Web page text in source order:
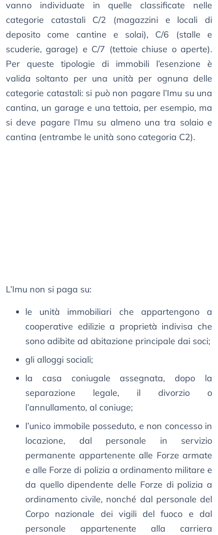
vanno individuate in quelle classificate nelle
categorie catastali C/2 (magazzini e locali di
deposito come cantine e solai), C/6 (stalle e
scuderie, garage) e C/7 (tettoie chiuse o aperte).
Per queste tipologie di immobili l’esenzione è
valida soltanto per una unità per ognuna delle
categorie catastali: si può non pagare l’Imu su una
cantina, un garage e una tettoia, per esempio, ma
si deve pagare l’Imu su almeno una tra solaio e
cantina (entrambe le unità sono categoria C2).
L’Imu non si paga su:
le unità immobiliari che appartengono a
cooperative edilizie a proprietà indivisa che
sono adibite ad abitazione principale dai soci;
gli alloggi sociali;
la casa coniugale assegnata, dopo la
separazione legale, il divorzio o
l’annullamento, al coniuge;
l’unico immobile posseduto, e non concesso in
locazione, dal personale in servizio
permanente appartenente alle Forze armate
e alle Forze di polizia a ordinamento militare e
da quello dipendente delle Forze di polizia a
ordinamento civile, nonché dal personale del
Corpo nazionale dei vigili del fuoco e dal
personale appartenente alla carriera